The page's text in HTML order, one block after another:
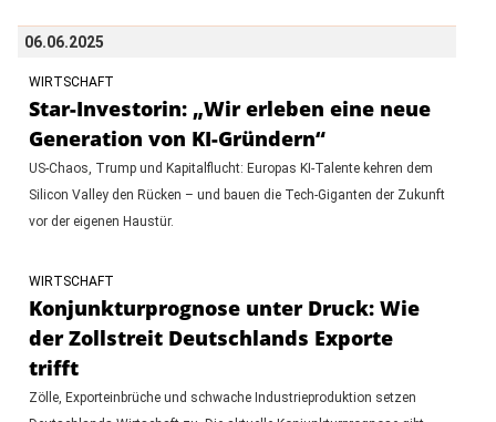
06.06.2025
WIRTSCHAFT
Star-Investorin: „Wir erleben eine neue
Generation von KI-Gründern“
US-Chaos, Trump und Kapitalflucht: Europas KI-Talente kehren dem
Silicon Valley den Rücken – und bauen die Tech-Giganten der Zukunft
vor der eigenen Haustür.
WIRTSCHAFT
Konjunkturprognose unter Druck: Wie
der Zollstreit Deutschlands Exporte
trifft
Zölle, Exporteinbrüche und schwache Industrieproduktion setzen